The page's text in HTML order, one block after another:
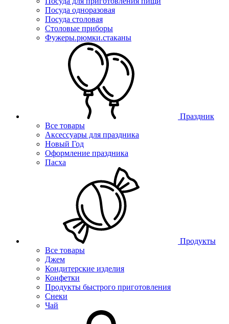
Посуда одноразовая
Посуда столовая
Столовые приборы
Фужеры.рюмки.стаканы
Праздник
Все товары
Аксессуары для праздника
Новый Год
Оформление праздника
Пасха
Продукты
Все товары
Джем
Кондитерские изделия
Конфетки
Продукты быстрого приготовления
Снеки
Чай